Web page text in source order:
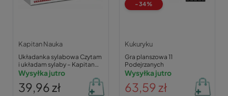
Kapitan Nauka
Układanka sylabowa Czytam
i układam sylaby – Kapitan
Nauka
Wysyłka jutro
39,96 zł
-34%
Kukuryku
Gra planszowa 11
Podejrzanych
Wysyłka jutro
63,59 zł